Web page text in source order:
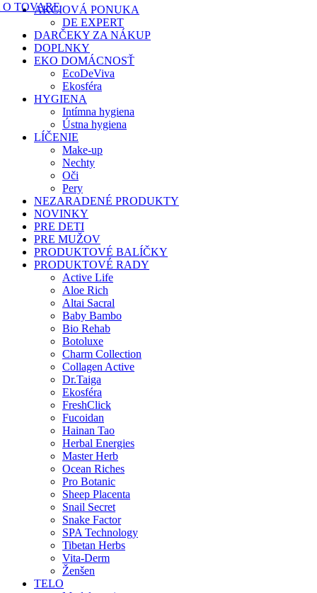
TOVARE
AKCIOVÁ PONUKA
DE EXPERT
DARČEKY ZA NÁKUP
DOPLNKY
EKO DOMÁCNOSŤ
EcoDeViva
Ekosféra
HYGIENA
Intímna hygiena
Ústna hygiena
LÍČENIE
Make-up
Nechty
Oči
Pery
NEZARADENÉ PRODUKTY
NOVINKY
PRE DETI
PRE MUŽOV
PRODUKTOVÉ BALÍČKY
PRODUKTOVÉ RADY
Active Life
Aloe Rich
Altai Sacral
Baby Bambo
Bio Rehab
Botoluxe
Charm Collection
Collagen Active
Dr.Taiga
Ekosféra
FreshClick
Fucoidan
Hainan Tao
Herbal Energies
Master Herb
Ocean Riches
Pro Botanic
Sheep Placenta
Snail Secret
Snake Factor
SPA Technology
Tibetan Herbs
Vita-Derm
Ženšen
TELO